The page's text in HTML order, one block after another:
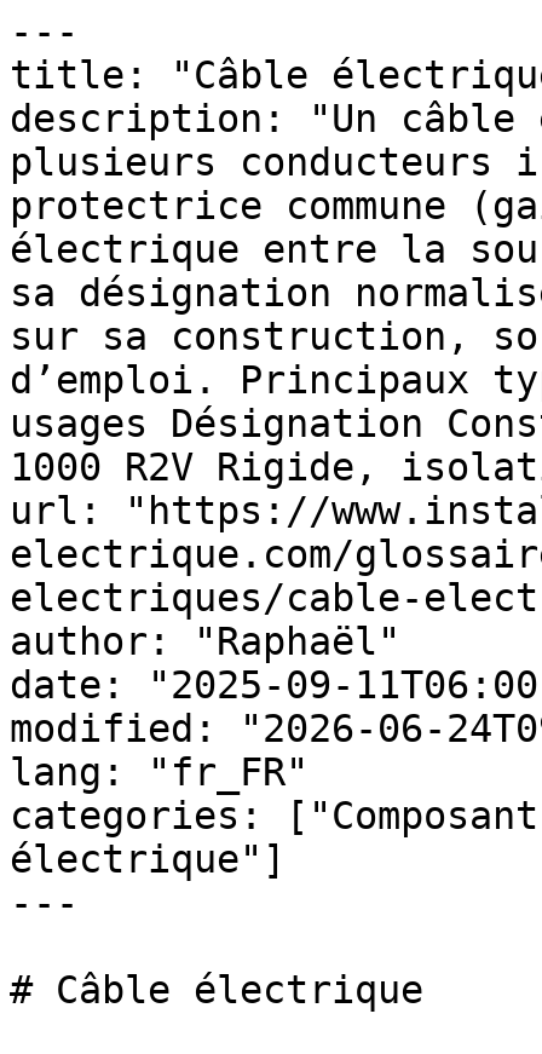
---
title: "Câble
description: "Un câble
plusieurs conducteurs
protectrice commune
électrique entre la
sa désignation
sur sa construction,
d’emploi. Principaux
usages Désignation
1000 R2V Rigide,
url: "https://
electrique.com/
electriques/cable-
author: "Raphaël"
date: "2025-09-
modified: "2026-06-
lang: "fr_FR"
categories:
électrique"]
---
# Câble électrique